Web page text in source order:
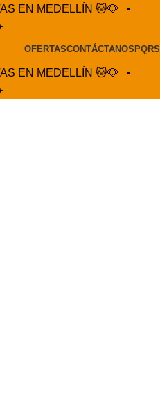
EN MEDELLÍN 🐱🐶
•
OFERTASCONTÁCTANOS PQRS
EN MEDELLÍN 🐱🐶
•